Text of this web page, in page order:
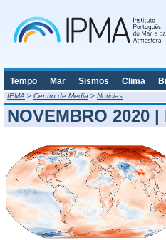
Tempo Mar Sismos Clima
IPMA > Centro de Media > Noticias
NOVEMBRO 2020